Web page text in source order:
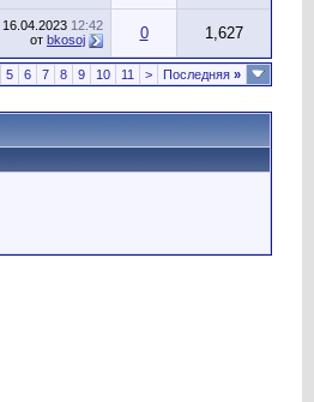
16.04.2023 12:42
от bkosoj 0 1,627
5 6 7 8 9 10 11 > Последняя »